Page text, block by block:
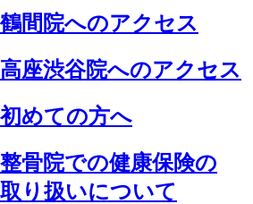
鶴間院へのアクセス
高座渋谷院へのアクセス
初めての方へ
整骨院での健康保険の
取り扱いについて